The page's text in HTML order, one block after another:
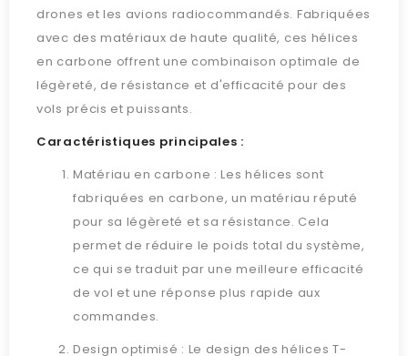
drones et les avions radiocommandés. Fabriquées
avec des matériaux de haute qualité, ces hélices
en carbone offrent une combinaison optimale de
légèreté, de résistance et d'efficacité pour des
vols précis et puissants.
Caractéristiques principales :
Matériau en carbone : Les hélices sont
fabriquées en carbone, un matériau réputé
pour sa légèreté et sa résistance. Cela
permet de réduire le poids total du système,
ce qui se traduit par une meilleure efficacité
de vol et une réponse plus rapide aux
commandes.
Design optimisé : Le design des hélices T-